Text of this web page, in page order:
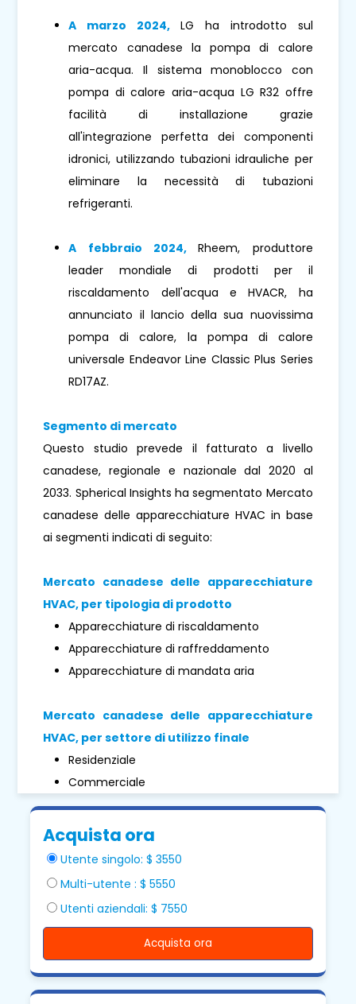
A marzo 2024, LG ha introdotto sul
mercato canadese la pompa di calore
aria-acqua. Il sistema monoblocco con
pompa di calore aria-acqua LG R32 offre
facilità di installazione grazie
all'integrazione perfetta dei componenti
idronici, utilizzando tubazioni idrauliche per
eliminare la necessità di tubazioni
refrigeranti.
A febbraio 2024,Rheem, produttore
leader mondiale di prodotti per il
riscaldamento dell'acqua e HVACR, ha
annunciato il lancio della sua nuovissima
pompa di calore, la pompa di calore
universale Endeavor Line Classic Plus Series
RD17AZ.
Segmento di mercato
Questo studio prevede il fatturato a livello
canadese, regionale e nazionale dal 2020 al
2033. Spherical Insights ha segmentato Mercato
canadese delle apparecchiature HVAC in base
ai segmenti indicati di seguito:
Mercato canadese delle apparecchiature
HVAC, per tipologia di prodotto
Apparecchiature di riscaldamento
Apparecchiature di raffreddamento
Apparecchiature di mandata aria
Mercato canadese delle apparecchiature
HVAC, per settore di utilizzo finale
Residenziale
Commerciale
Acquista ora
Utente singolo: $ 3550
Multi-utente : $ 5550
Utenti aziendali: $ 7550
Acquista ora